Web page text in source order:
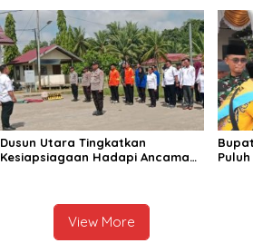
Dusun Utara Tingkatkan
Kesiapsiagaan Hadapi Ancaman
View More